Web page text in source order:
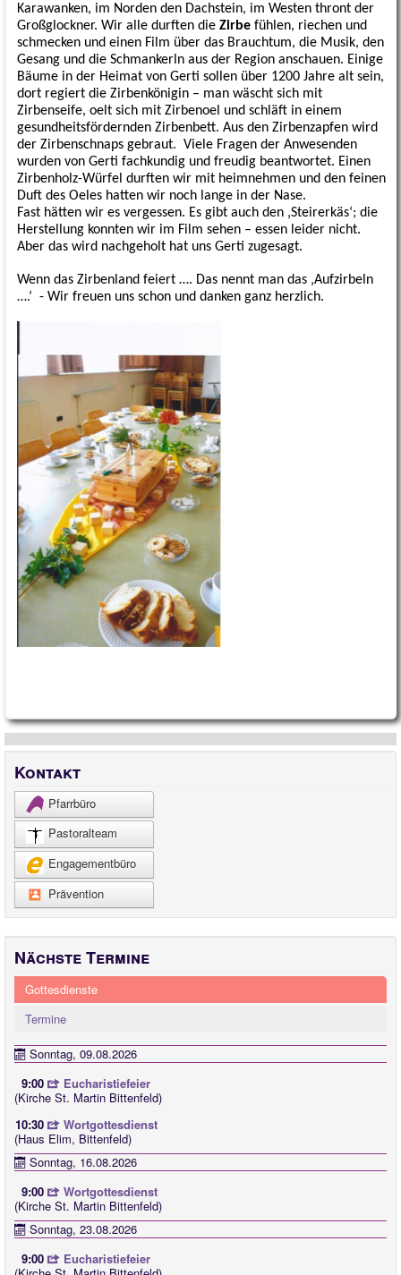
Karawanken, im Norden den Dachstein, im Westen thront der
Großglockner. Wir alle durften die Zirbe fühlen, riechen und
schmecken und einen Film über das Brauchtum, die Musik, den
Gesang und die Schmankerln aus der Region anschauen. Einige
Bäume in der Heimat von Gerti sollen über 1200 Jahre alt sein,
dort regiert die Zirbenkönigin – man wäscht sich mit
Zirbenseife, oelt sich mit Zirbenoel und schläft in einem
gesundheitsfördernden Zirbenbett. Aus den Zirbenzapfen wird
der Zirbenschnaps gebraut. Viele Fragen der Anwesenden
wurden von Gerti fachkundig und freudig beantwortet. Einen
Zirbenholz-Würfel durften wir mit heimnehmen und den feinen
Duft des Oeles hatten wir noch lange in der Nase.
Fast hätten wir es vergessen. Es gibt auch den ‚Steirerkäs‘; die
Herstellung konnten wir im Film sehen – essen leider nicht.
Aber das wird nachgeholt hat uns Gerti zugesagt.
Wenn das Zirbenland feiert …. Das nennt man das ‚Aufzirbeln
….‘ - Wir freuen uns schon und danken ganz herzlich.
Kontakt
Pfarrbüro
Pastoralteam
Engagementbüro
Prävention
Nächste Termine
Gottesdienste
Termine
Sonntag, 09.08.2026
9:00
Eucharistiefeier
(Kirche St. Martin Bittenfeld)
10:30
Wortgottesdienst
(Haus Elim, Bittenfeld)
Sonntag, 16.08.2026
9:00
Wortgottesdienst
(Kirche St. Martin Bittenfeld)
Sonntag, 23.08.2026
9:00
Eucharistiefeier